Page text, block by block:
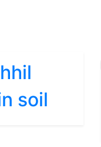
soil